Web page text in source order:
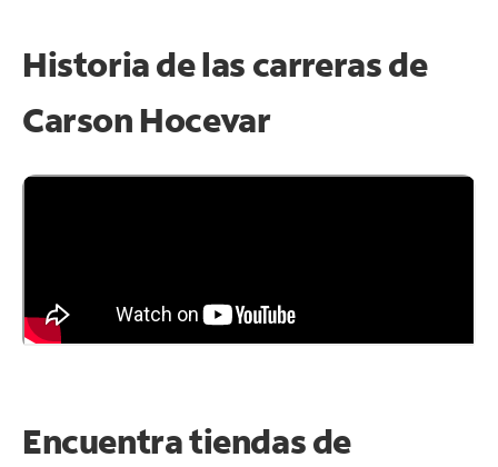
Historia de las carreras de
Carson Hocevar
Encuentra tiendas de